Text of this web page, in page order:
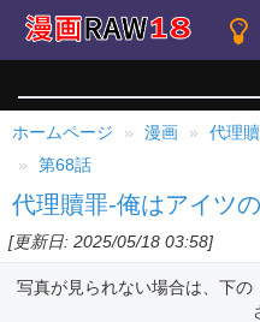
ホームページ 漫画
代理
第68話
代理贖罪-俺はアイツ
[更新日: 2025/05/18 03:58]
写真が見られない場合は、下